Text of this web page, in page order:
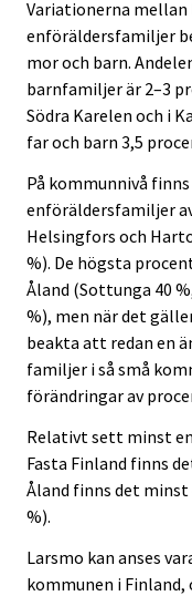
Variationerna mellan
enföräldersfamiljer
mor och barn.
barnfamiljer är 2–3
Södra Karelen och i
far och barn 3,5
På kommunnivå
enföräldersfamiljer
Helsingfors och
%). De högsta
Åland (Sottunga 40
%), men när det
beakta att redan en
familjer i så små
förändringar av
Relativt sett minst
Fasta Finland finns
Åland finns det
%).
Larsmo kan anses
kommunen i